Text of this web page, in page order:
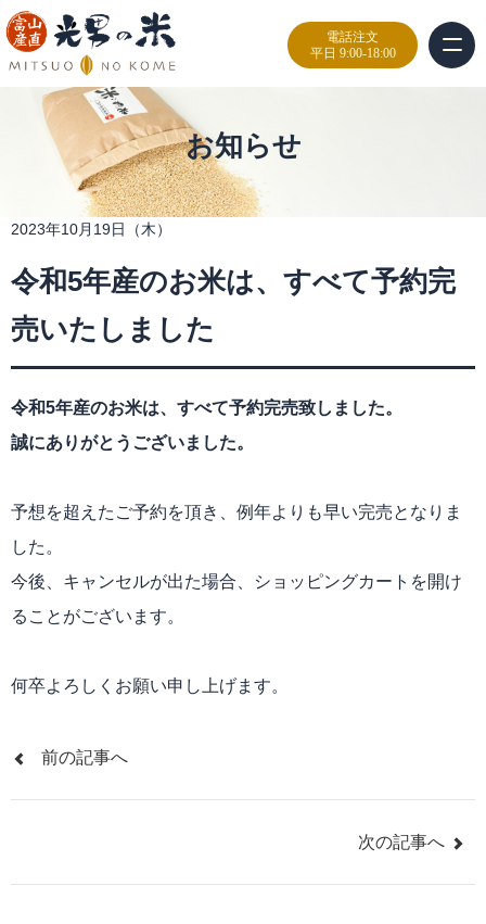
電話注文
平日 9:00-18:00
お知らせ
2023年10月19日（木）
令和5年産のお米は、すべて予約完
売いたしました
令和5年産のお米は、すべて予約完売致しました。
誠にありがとうございました。
予想を超えたご予約を頂き、例年よりも早い完売となりま
した。
今後、キャンセルが出た場合、ショッピングカートを開け
ることがございます。
何卒よろしくお願い申し上げます。
前の記事へ
次の記事へ